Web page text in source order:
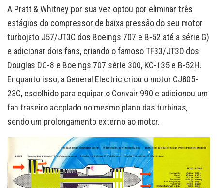
A Pratt & Whitney por sua vez optou por eliminar três
estágios do compressor de baixa pressão do seu motor
turbojato J57/JT3C dos Boeings 707 e B-52 até a série G)
e adicionar dois fans, criando o famoso TF33/JT3D dos
Douglas DC-8 e Boeings 707 série 300, KC-135 e B-52H.
Enquanto isso, a General Electric criou o motor CJ805-
23C, escolhido para equipar o Convair 990 e adicionou um
fan traseiro acoplado no mesmo plano das turbinas,
sendo um prolongamento externo ao motor.